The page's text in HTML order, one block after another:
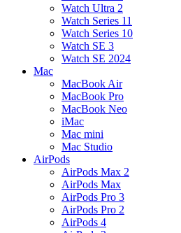
Watch Ultra 2
Watch Series 11
Watch Series 10
Watch SE 3
Watch SE 2024
Mac
MacBook Air
MacBook Pro
MacBook Neo
iMac
Mac mini
Mac Studio
AirPods
AirPods Max 2
AirPods Max
AirPods Pro 3
AirPods Pro 2
AirPods 4